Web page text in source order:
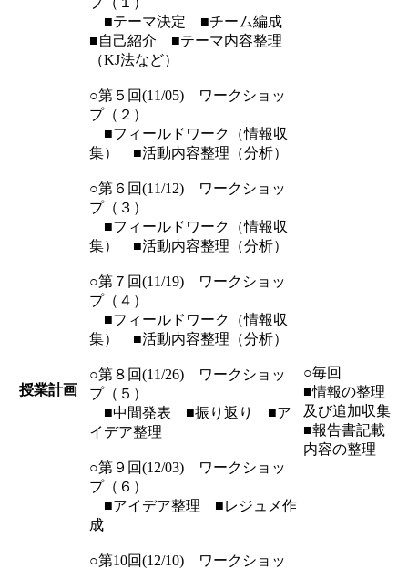
授業計画
■テーマ決定 ■チーム編成
■自己紹介 ■テーマ内容整理
（KJ法など）
○第５回(11/05) ワークショッ
プ（２）
■フィールドワーク（情報収
集） ■活動内容整理（分析）
○第６回(11/12) ワークショッ
プ（３）
■フィールドワーク（情報収
集） ■活動内容整理（分析）
○第７回(11/19) ワークショッ
プ（４）
■フィールドワーク（情報収
集） ■活動内容整理（分析）
○第８回(11/26) ワークショッ
プ（５）
■中間発表 ■振り返り ■ア
イデア整理
○第９回(12/03) ワークショッ
プ（６）
■アイデア整理 ■レジュメ作
成
○第10回(12/10) ワークショッ
○毎回
■情報の整理
及び追加収集
■報告書記載
内容の整理